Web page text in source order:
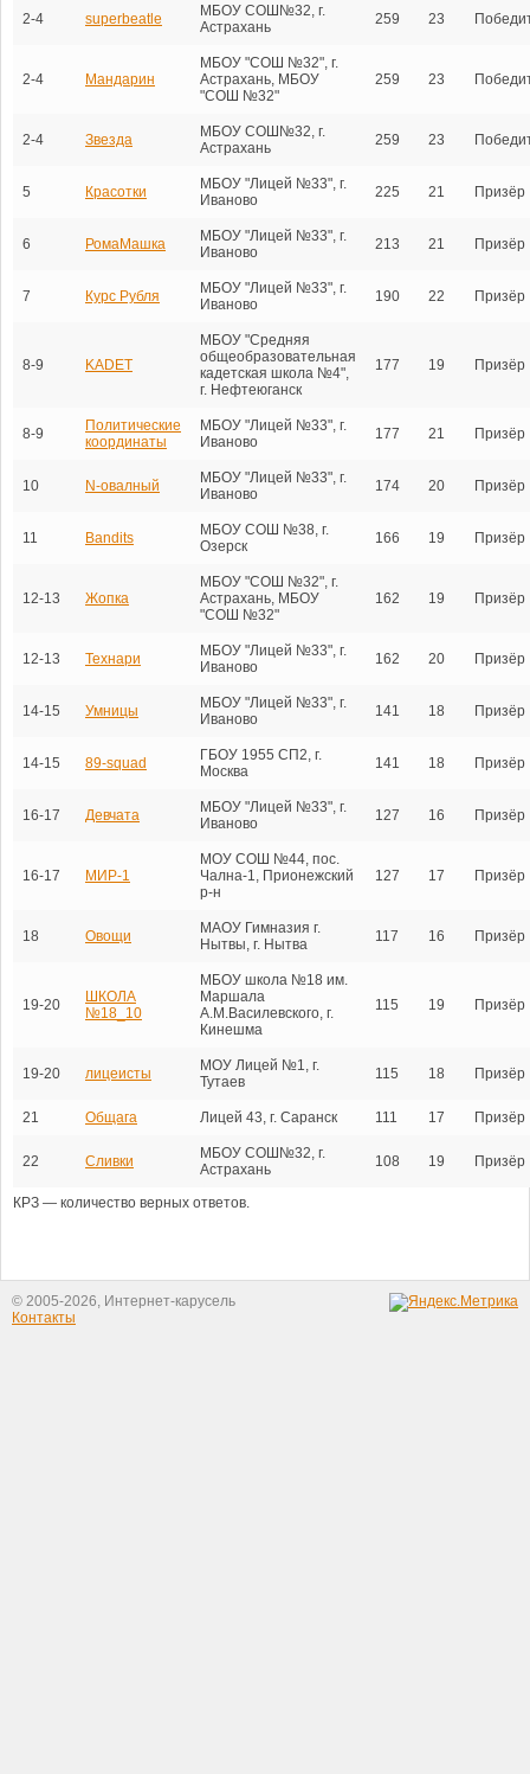
2-4 superbeatle
МБОУ СОШ№32, г.
Астрахань
259 23
2-4 Мандарин
МБОУ "СОШ №32", г.
Астрахань, МБОУ
"СОШ №32"
259 23
2-4 Звезда
МБОУ СОШ№32, г.
Астрахань
259 23
5 Красотки
МБОУ "Лицей №33", г.
Иваново
225 21 Призёр
6 РомаМашка
МБОУ "Лицей №33", г.
Иваново
213 21 Призёр
7 Курс Рубля
МБОУ "Лицей №33", г.
Иваново
190 22 Призёр
8-9 KADET
МБОУ "Средняя
общеобразовательная
кадетская школа №4",
г. Нефтеюганск
177 19 Призёр
8-9
Политические
координаты
МБОУ "Лицей №33", г.
Иваново
177 21 Призёр
10 N-овалный
МБОУ "Лицей №33", г.
Иваново
174 20 Призёр
11 Bandits
МБОУ СОШ №38, г.
Озерск
166 19 Призёр
12-13 Жопка
МБОУ "СОШ №32", г.
Астрахань, МБОУ
"СОШ №32"
162 19 Призёр
12-13 Технари
МБОУ "Лицей №33", г.
Иваново
162 20 Призёр
14-15 Умницы
МБОУ "Лицей №33", г.
Иваново
141 18 Призёр
14-15 89-squad
ГБОУ 1955 СП2, г.
Москва
141 18 Призёр
16-17 Девчата
МБОУ "Лицей №33", г.
Иваново
127 16 Призёр
16-17 МИР-1
МОУ СОШ №44, пос.
Чална-1, Прионежский
р-н
127 17 Призёр
18 Овощи
МАОУ Гимназия г.
Нытвы, г. Нытва
117 16 Призёр
19-20
ШКОЛА
№18_10
МБОУ школа №18 им.
Маршала
А.М.Василевского, г.
Кинешма
115 19 Призёр
19-20 лицеисты
МОУ Лицей №1, г.
Тутаев
115 18 Призёр
21 Общага Лицей 43, г. Саранск 111 17 Призёр
22 Сливки
МБОУ СОШ№32, г.
Астрахань
108 19 Призёр
КРЗ — количество верных ответов.
© 2005-2026, Интернет-карусель
Контакты